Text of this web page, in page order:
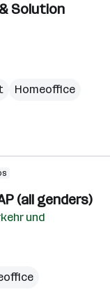
Solution
Homeoffice
(all genders)
und